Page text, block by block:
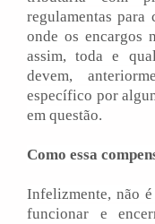
regulamentas para
onde os encargos
assim, toda e
devem,
específico por
em questão.
Como essa
Infelizmente, não
funcionar e